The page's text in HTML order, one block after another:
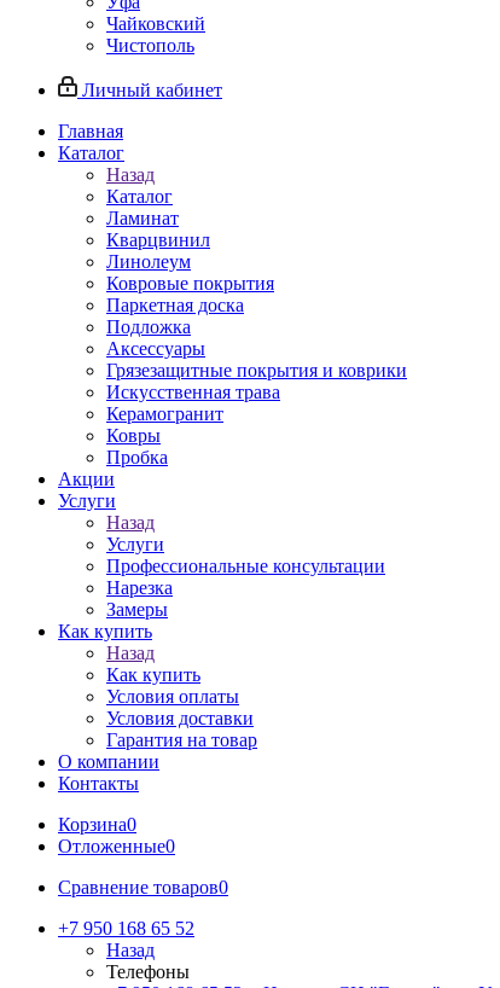
Чайковский
Чистополь
Личный кабинет
Главная
Каталог
Назад
Каталог
Ламинат
Кварцвинил
Линолеум
Ковровые покрытия
Паркетная доска
Подложка
Аксессуары
Грязезащитные покрытия и коврики
Искусственная трава
Керамогранит
Ковры
Пробка
Акции
Услуги
Назад
Услуги
Профессиональные консультации
Нарезка
Замеры
Как купить
Назад
Как купить
Условия оплаты
Условия доставки
Гарантия на товар
О компании
Контакты
Корзина0
Отложенные0
Сравнение товаров0
+7 950 168 65 52
Назад
Телефоны